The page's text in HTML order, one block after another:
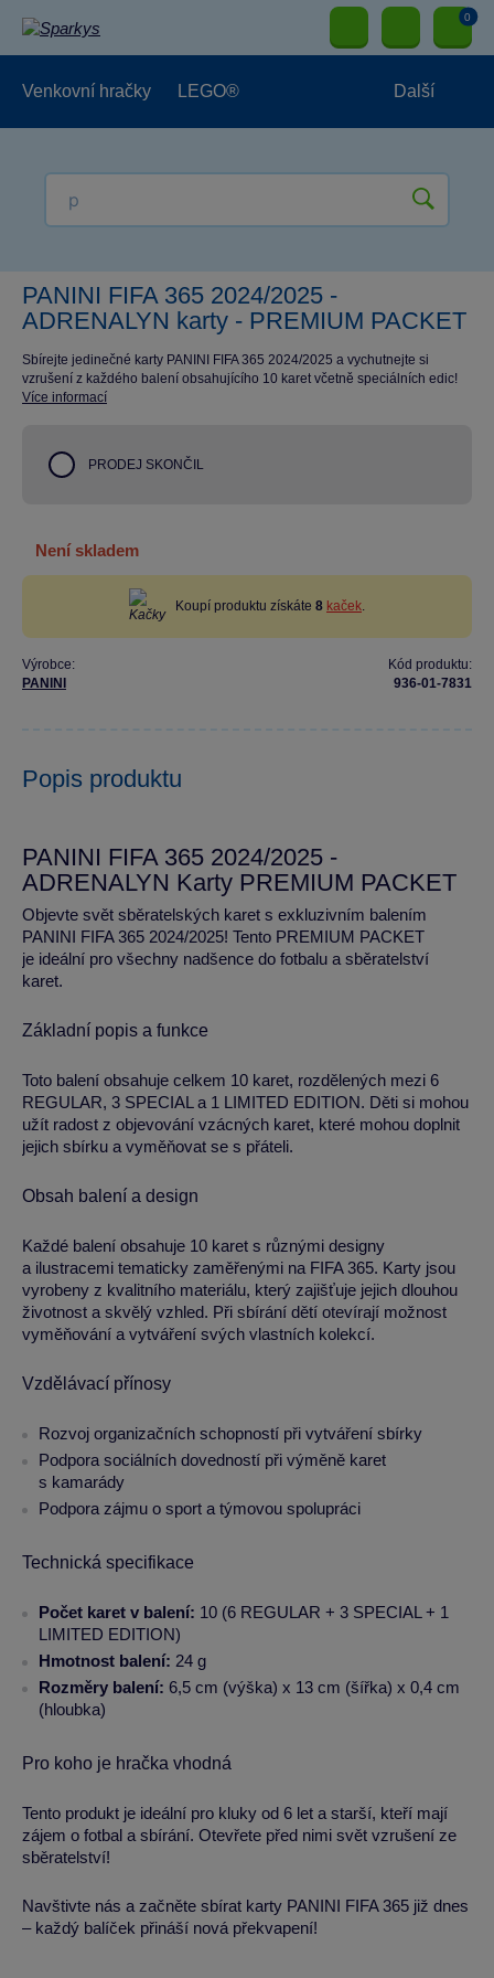
0
Venkovní hračky LEGO® Další
PANINI FIFA 365 2024/2025 -
ADRENALYN karty - PREMIUM PACKET
Sbírejte jedinečné karty PANINI FIFA 365 2024/2025 a vychutnejte si
vzrušení z každého balení obsahujícího 10 karet včetně speciálních edic!
Více informací
PRODEJ SKONČIL
není skladem
Koupí produktu získáte 8 kaček.
Výrobce:
PANINI
Kód produktu:
936-01-7831
Popis produktu
PANINI FIFA 365 2024/2025 -
ADRENALYN Karty PREMIUM PACKET
Objevte svět sběratelských karet s exkluzivním balením
PANINI FIFA 365 2024/2025! Tento PREMIUM PACKET
je ideální pro všechny nadšence do fotbalu a sběratelství
karet.
Základní popis a funkce
Toto balení obsahuje celkem 10 karet, rozdělených mezi 6
REGULAR, 3 SPECIAL a 1 LIMITED EDITION. Děti si mohou
užít radost z objevování vzácných karet, které mohou doplnit
jejich sbírku a vyměňovat se s přáteli.
Obsah balení a design
Každé balení obsahuje 10 karet s různými designy
a ilustracemi tematicky zaměřenými na FIFA 365. Karty jsou
vyrobeny z kvalitního materiálu, který zajišťuje jejich dlouhou
životnost a skvělý vzhled. Při sbírání dětí otevírají možnost
vyměňování a vytváření svých vlastních kolekcí.
Vzdělávací přínosy
Rozvoj organizačních schopností při vytváření sbírky
Podpora sociálních dovedností při výměně karet
s kamarády
Podpora zájmu o sport a týmovou spolupráci
Technická specifikace
Počet karet v balení: 10 (6 REGULAR + 3 SPECIAL + 1
LIMITED EDITION)
Hmotnost balení: 24 g
Rozměry balení: 6,5 cm (výška) x 13 cm (šířka) x 0,4 cm
(hloubka)
Pro koho je hračka vhodná
Tento produkt je ideální pro kluky od 6 let a starší, kteří mají
zájem o fotbal a sbírání. Otevřete před nimi svět vzrušení ze
sběratelství!
Navštivte nás a začněte sbírat karty PANINI FIFA 365 již dnes
– každý balíček přináší nová překvapení!